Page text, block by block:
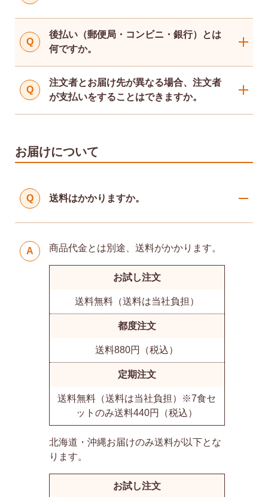
クレジットカード払い
AmazonPay
代金引換：手数料330円（税込）
後払い（コンビニ・郵便局等） ：手数
料330円（税込）
の現金払いのみ、別途手数料110円(税
込)が発生します。
Q
後払い（郵便局・コンビニ・銀行）とは
何ですか。
Q
注文者とお届け先が異なる場合、注文者
が支払いをすることはできますか。
お届けについて
Q 送料はかかりますか。
A 商品代金とは別途、送料がかかります。
お試し注文
送料無料（送料は当社負担）
都度注文
送料880円（税込）
定期注文
送料無料（送料は当社負担）※7食セ
ットのみ送料440円（税込）
北海道・沖縄お届けのみ送料が以下とな
ります。
お試し注文